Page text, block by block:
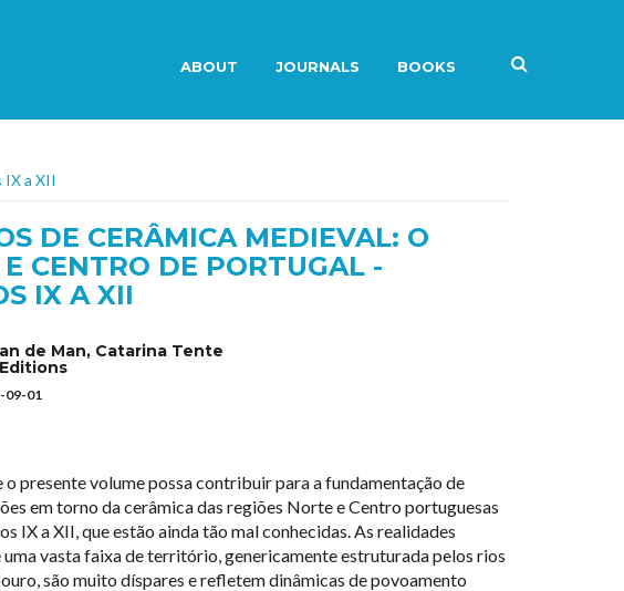
ABOUT JOURNALS BOOKS
a XII
DE CERÂMICA MEDIEVAL: O
CENTRO DE PORTUGAL -
IX A XII
de Man, Catarina Tente
09-01
o presente volume possa contribuir para a fundamentação de
em torno da cerâmica das regiões Norte e Centro portuguesas
IX a XII, que estão ainda tão mal conhecidas. As realidades
vasta faixa de território, genericamente estruturada pelos rios
são muito díspares e refletem dinâmicas de povoamento